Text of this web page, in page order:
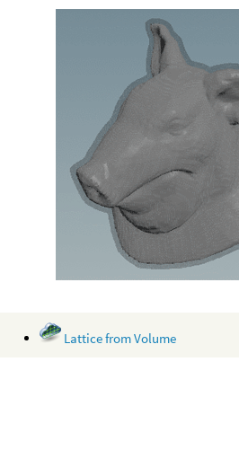
Lattice from Volume